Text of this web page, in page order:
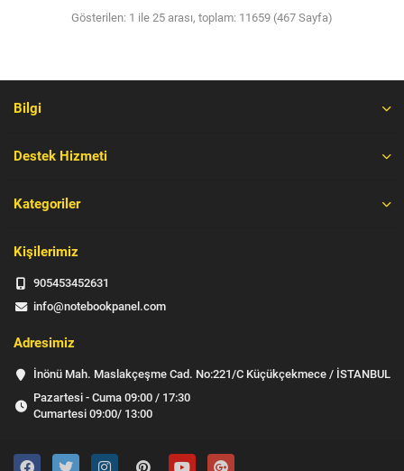
Gösterilen: 1 ile 25 arası, toplam: 11659 (467 Sayfa)
Bilgi
Destek Hizmeti
Kategoriler
Kişilerimiz
905453452631
info@notebookpanel.com
Adresimiz
İnönü Mah. Maslakçeşme Cad. No:221/C Küçükçekmece / İSTANBUL
Pazartesi - Cuma 09:00 / 17:30
Cumartesi 09:00/ 13:00